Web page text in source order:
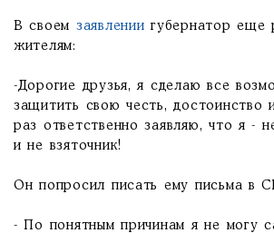
В своем заявлениигубернатор еще
жителям:
-Дорогие друзья, я сделаю все
защитить свою честь, достоинство
раз ответственно заявляю, что я -
и не взяточник!
Он попросил писать ему письма в
- По понятным причинам я не могу